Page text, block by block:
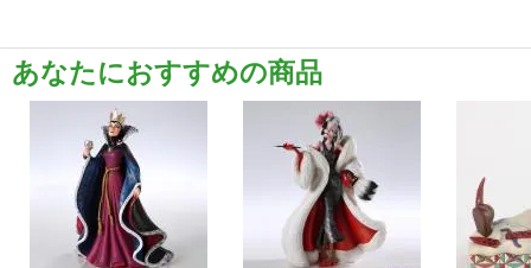
あなたにおすすめの商品